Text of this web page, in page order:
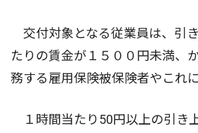
交付対象となる従業員は、引
たりの賃金が１５００円未満、
務する雇用保険被保険者やこれ
１時間当たり50円以上の引き